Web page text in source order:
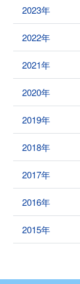
2023年
2022年
2021年
2020年
2019年
2018年
2017年
2016年
2015年